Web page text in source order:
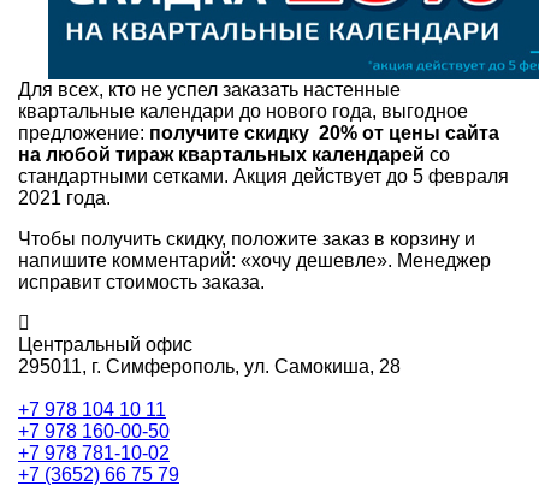
Для всех, кто не успел заказать настенные
квартальные календари до нового года, выгодное
предложение: получите скидку 20% от цены сайта
на любой тираж квартальных календарей со
стандартными сетками. Акция действует до 5 февраля
2021 года.
Чтобы получить скидку, положите заказ в корзину и
напишите комментарий: «хочу дешевле». Менеджер
исправит стоимость заказа.
Центральный офис
295011, г. Симферополь, ул. Самокиша, 28
+7 978 104 10 11
+7 978 160-00-50
+7 978 781-10-02
+7 (3652) 66 75 79